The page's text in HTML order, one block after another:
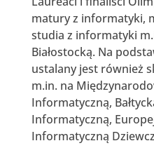
matury z informatyki,
studia z informatyki
Białostocką. Na
ustalany jest również
m.in. na
Informatyczną,
Informatyczną,
Informatyczną